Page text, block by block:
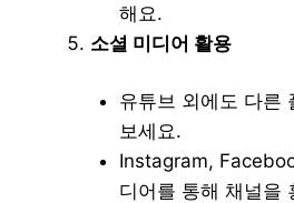
해요.
소셜 미디어 활용
유튜브 외에도 다른
보세요.
Instagram,
디어를 통해 채널을